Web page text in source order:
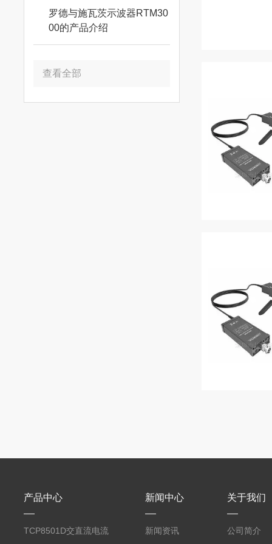
罗德与施瓦茨示波器RTM30
00的产品介绍
查看全部
产品中心
TCP8501D交直流电流
新闻中心
新闻资讯
关于我们
公司简介